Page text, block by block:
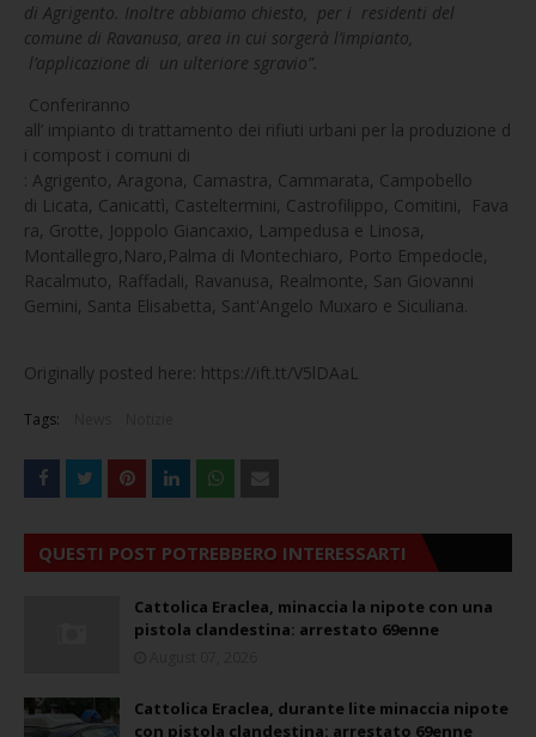
di Agrigento. Inoltre abbiamo chiesto, per i residenti del
comune di Ravanusa, area in cui sorgerà l’impianto,
l’applicazione di un ulteriore sgravio”.
Conferiranno
all’ impianto di trattamento dei rifiuti urbani per la produzione d
i compost i comuni di
: Agrigento, Aragona, Camastra, Cammarata, Campobello
di Licata, Canicattì, Casteltermini, Castrofilippo, Comitini, Fava
ra, Grotte, Joppolo Giancaxio, Lampedusa e Linosa,
Montallegro,Naro,Palma di Montechiaro, Porto Empedocle,
Racalmuto, Raffadali, Ravanusa, Realmonte, San Giovanni
Gemini, Santa Elisabetta, Sant'Angelo Muxaro e Siculiana.
Originally posted here: https://ift.tt/V5lDAaL
Tags:
QUESTI POST POTREBBERO INTERESSARTI
Cattolica Eraclea, minaccia la nipote con una
pistola clandestina: arrestato 69enne
Cattolica Eraclea, durante lite minaccia nipote
con pistola clandestina: arrestato 69enne